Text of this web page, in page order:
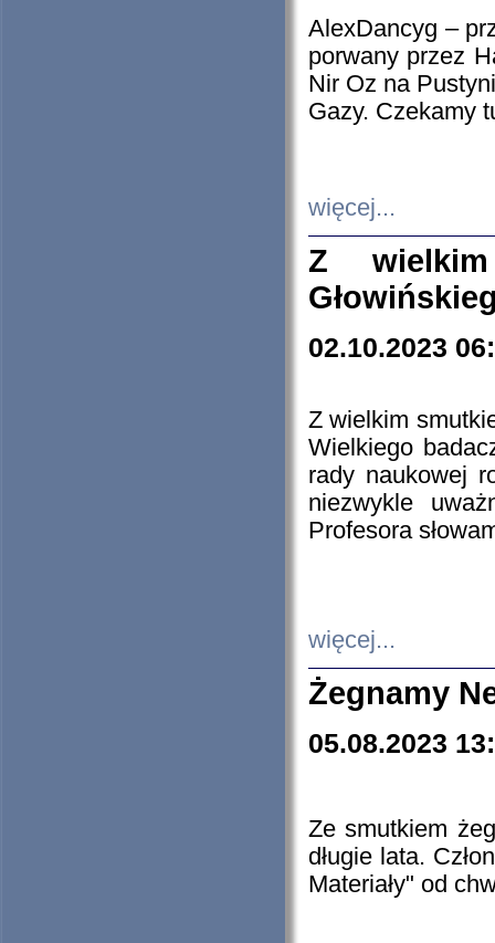
AlexDancyg –
porwany przez
Nir Oz na
Gazy. Czekamy
więcej...
Z
02.10.2023
Z wielkim
Wielkiego
rady naukowej
niezwykle
Profesora
więcej...
Żegnamy
05.08.2023
Ze smutkiem
długie lata.
Materiały" od